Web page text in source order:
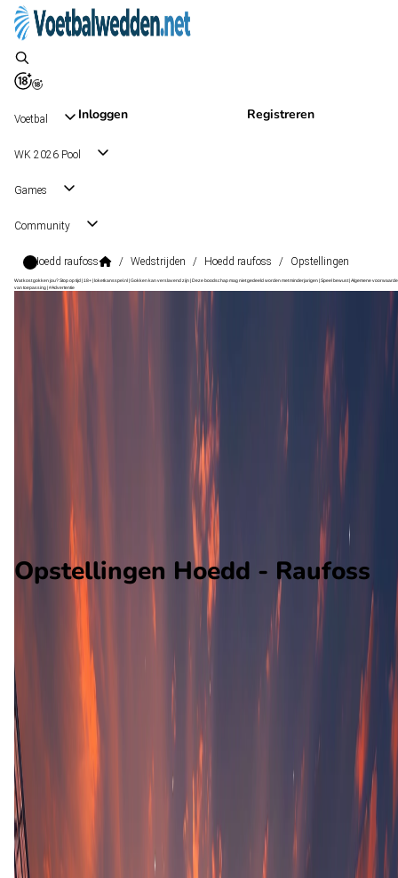
Inloggen Registreren
Voetbal
WK 2026 Pool
Games
Community
Hoedd raufoss / Wedstrijden / Hoedd raufoss / Opstellingen
Wat kost gokken jou? Stop op tijd | 18+ | loketkansspel.nl | Gokken kan verslavend zijn | Deze boodschap mag niet gedeeld worden met minderjarigen | Speel bewust | Algemene
van toepassing | #Advertentie
Voorbeschouwing
Opstellingen Hoedd - Raufoss
O. Petter Berget